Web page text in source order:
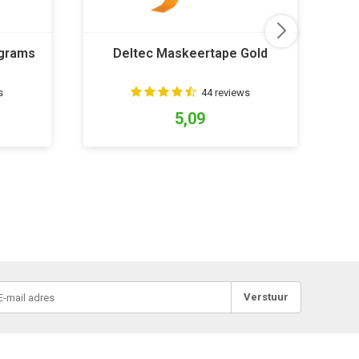
Deltec Maskeertape Gold
44 reviews
5,09
Verstuur